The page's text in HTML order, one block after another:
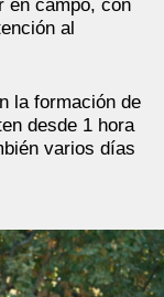
en campo, con
al
la formación de
desde 1 hora
varios días